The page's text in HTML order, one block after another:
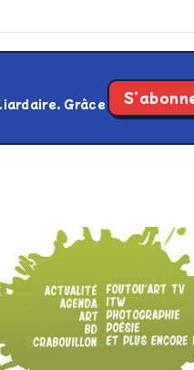
Grâce